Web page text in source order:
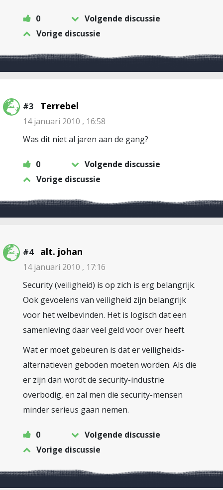
0
Volgende discussie
Vorige discussie
#3 Terrebel
14 januari 2010 , 16:58
Was dit niet al jaren aan de gang?
0
Volgende discussie
Vorige discussie
#4 alt. johan
14 januari 2010 , 17:16
Security (veiligheid) is op zich is erg belangrijk.
Ook gevoelens van veiligheid zijn belangrijk
voor het welbevinden. Het is logisch dat een
samenleving daar veel geld voor over heeft.
Wat er moet gebeuren is dat er veiligheids-
alternatieven geboden moeten worden. Als die
er zijn dan wordt de security-industrie
overbodig, en zal men die security-mensen
minder serieus gaan nemen.
0
Volgende discussie
Vorige discussie